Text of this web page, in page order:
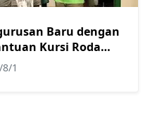
Baru dengan
Kursi Roda
1